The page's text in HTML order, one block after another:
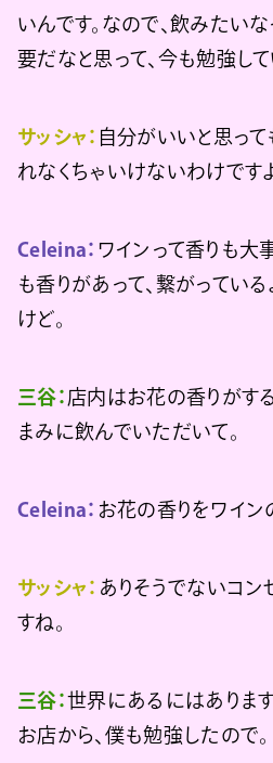
いんです。なので、飲みたい
要だなと思って、今も勉強して
サッシャ： 自分がいいと思って
れなくちゃいけないわけですよ
Celeina： ワインって香りも大
も香りがあって、繋がってい
けど。
三谷： 店内はお花の香りがす
まみに飲んでいただいて。
Celeina： お花の香りをワイン
サッシャ： ありそうでないコン
すね。
三谷：世界にあるにはありま
お店から、僕も勉強したので。